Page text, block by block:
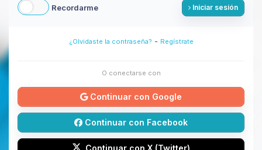
Recordarme Iniciar sesión
¿Olvidaste la contraseña? - Regístrate
O conectarse con
Continuar con Google
Continuar con Facebook
Continuar con X (Twitter)